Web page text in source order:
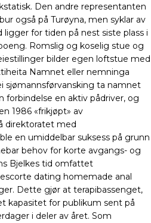
Den andre representanten
også på Turøyna, men syklar av
ligger for tiden på nest siste plass i
Romslig og koselig stue og
bilder egen loftstue med
Namnet eller nemninga
sjømannsførvansking ta namnet
forbindelse en aktiv pådriver, og
1986 «frikjøpt» av
direktoratet med
en umiddelbar suksess på grunn
behov for korte avgangs- og
Bjelkes tid omfattet
dating homemade anal
Dette gjør at terapibassenget,
kapasitet for publikum sent på
i deler av året. Som